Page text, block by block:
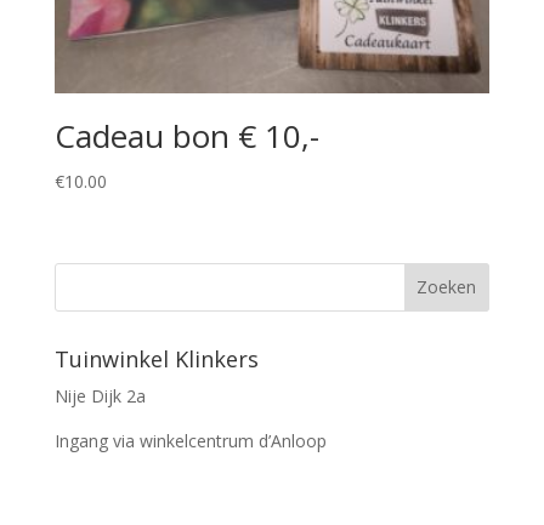
Cadeau bon € 10,-
€10.00
Tuinwinkel Klinkers
Nije Dijk 2a
Ingang via winkelcentrum d’Anloop